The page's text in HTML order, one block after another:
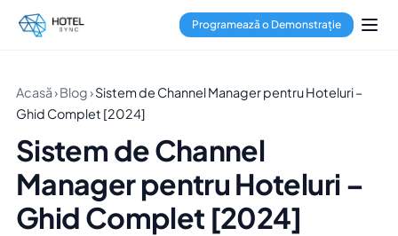
Programează o Demonstrație
Acasă›Blog›Sistem de Channel Manager pentru Hoteluri –
Ghid Complet [2024]
Sistem de Channel
Manager pentru Hoteluri –
Ghid Complet [2024]